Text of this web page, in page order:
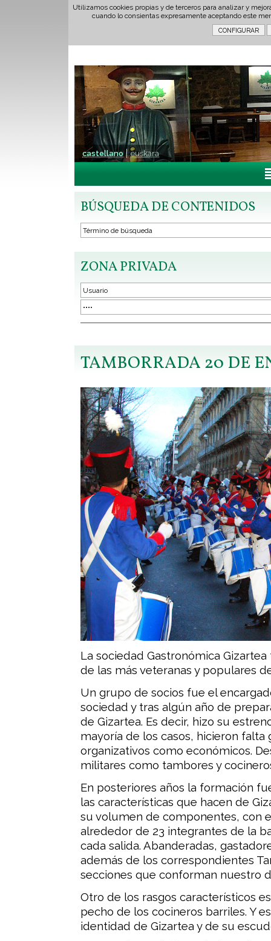
Utilizamos cookies propias y de terceros para analizar y
cuando lo consientas expresamente aceptando este
castellano euskara
BÚSQUEDA DE CONTENIDOS
ZONA PRIVADA
TAMBORRADA 20 DE
La sociedad Gastronómica
de las más veteranas y populares
Un grupo de socios fue el
sociedad y tras algún año de
de Gizartea. Es decir, hizo su
mayoría de los casos, hicieron
organizativos como económicos.
militares como tambores y
En posteriores años la formación
las características que hacen de
su volumen de componentes, con
alrededor de 23 integrantes de la
cada salida. Abanderadas,
además de los correspondientes
secciones que conforman nuestro
Otro de los rasgos característicos
pecho de los cocineros barriles. Y
identidad de Gizartea y de su